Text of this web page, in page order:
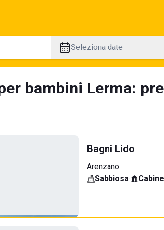
Seleziona date
bambini Lerma:
Bagni Lido
Arenzano
Sabbiosa· Cabine